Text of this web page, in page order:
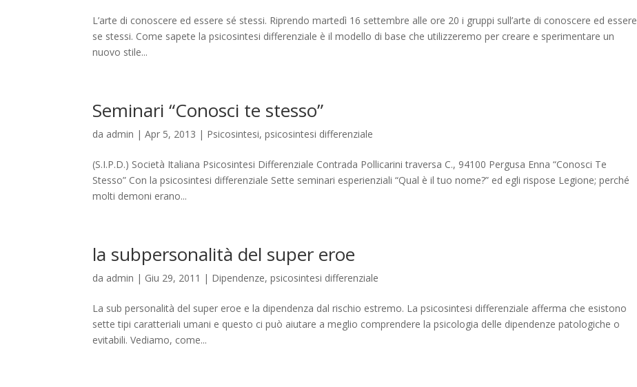
L’arte di conoscere ed essere sé stessi. Riprendo martedì 16 settembre alle ore 20 i gruppi sull’arte di conoscere ed essere
se stessi. Come sapete la psicosintesi differenziale è il modello di base che utilizzeremo per creare e sperimentare un
nuovo stile...
Seminari “Conosci te stesso”
da admin |Apr 5, 2013 | Psicosintesi,psicosintesi differenziale
(S.I.P.D.) Società Italiana Psicosintesi Differenziale Contrada Pollicarini traversa C., 94100 Pergusa Enna “Conosci Te
Stesso” Con la psicosintesi differenziale Sette seminari esperienziali “Qual è il tuo nome?” ed egli rispose Legione; perché
molti demoni erano...
la subpersonalità del super eroe
da admin | Giu 29, 2011 | Dipendenze,psicosintesi differenziale
La sub personalità del super eroe e la dipendenza dal rischio estremo. La psicosintesi differenziale afferma che esistono
sette tipi caratteriali umani e questo ci può aiutare a meglio comprendere la psicologia delle dipendenze patologiche o
evitabili. Vediamo, come...